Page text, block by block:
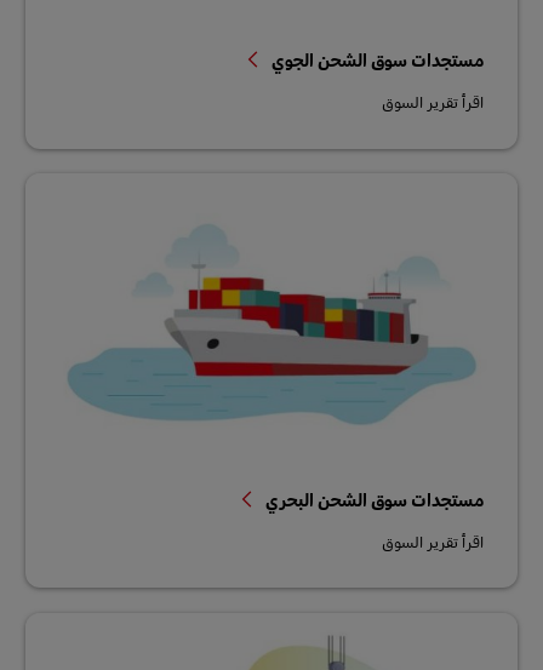
مستجدات سوق الشحن الجوي
اقرأ تقرير السوق
مستجدات سوق الشحن البحري
اقرأ تقرير السوق